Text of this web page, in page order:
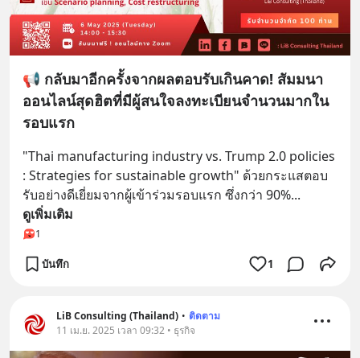
📢 กลับมาอีกครั้งจากผลตอบรับเกินคาด! สัมมนา
ออนไลน์สุดฮิตที่มีผู้สนใจลงทะเบียนจำนวนมากใน
รอบแรก
"Thai manufacturing industry vs. Trump 2.0 policies
: Strategies for sustainable growth" ด้วยกระแสตอบ
รับอย่างดีเยี่ยมจากผู้เข้าร่วมรอบแรก ซึ่งกว่า 90%...
ดูเพิ่มเติม
1
บันทึก 1
LiB Consulting (Thailand) • ติดตาม
11 เม.ย. 2025 เวลา 09:32 • ธุรกิจ